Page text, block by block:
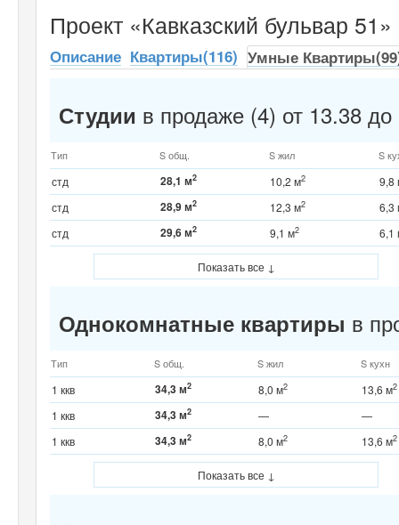
Проект «Кавказский бульвар 51»
Описание Квартиры(116) Умные
Студии в продаже (4) от 13.38
Тип S общ. S жил S
стд 28,1 м2 10,2 м2
9,8
стд
28,9 м2 12,3 м2
6,3
стд
29,6 м2 9,1 м2 6,1
Показать все ↓
Однокомнатные квартиры в
Тип S общ. S жил S кухн
1 ккв 34,3 м2 8,0 м2 13,6 м2
1 ккв 34,3 м2 —
—
1 ккв
34,3 м2 8,0 м2 13,6 м2
Показать все ↓